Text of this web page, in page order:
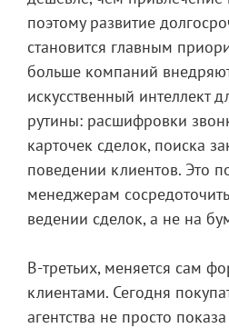
поэтому развитие
становится главным
больше компаний
искусственный интеллект
рутины: расшифровки
карточек сделок, поиска
поведении клиентов. Это
менеджерам
ведении сделок, а не на
В-третьих, меняется сам
клиентами. Сегодня
агентства не просто